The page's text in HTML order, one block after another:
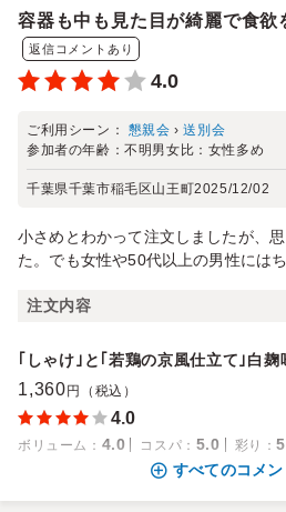
容器も中も見た目が綺麗で食欲
返信コメントあり
4.0
ご利用シーン： 懇親会 ›送別会
参加者の年齢：不明 男女比： 女性多め
千葉県千葉市稲毛区山王町2025/12/02
小さめとわかって注文しましたが、
た。でも女性や50代以上の男性には
注文内容
｢しゃけ｣と｢若鶏の京風仕立て｣白
1,360 円（税込）
4.0
ボリューム ： 4.0 コスパ ： 5.0 彩り ：
すべてのコメ